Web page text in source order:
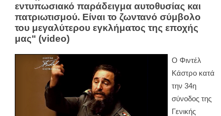
εντυπωσιακό παράδειγμα αυτοθυσίας και
πατριωτισμού. Είναι το ζωντανό σύμβολο
του μεγαλύτερου εγκλήματος της εποχής
μας" (video)
Ο Φιντέλ
Κάστρο κατά
την 34η
σύνοδος της
Γενικής